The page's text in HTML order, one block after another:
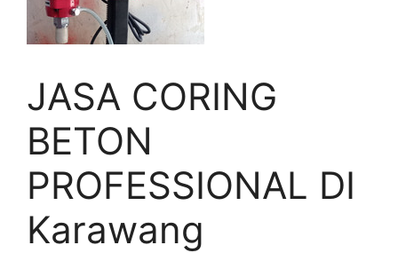
JASA CORING
BETON
PROFESSIONAL DI
Karawang